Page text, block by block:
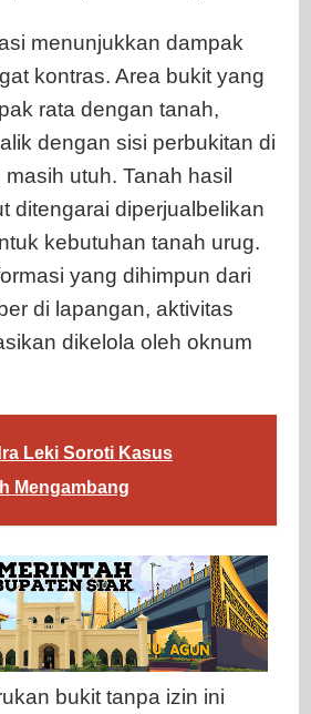
menunjukkan dampak
kontras. Area bukit yang
rata dengan tanah,
dengan sisi perbukitan di
utuh. Tanah hasil
ditengarai diperjualbelikan
kebutuhan tanah urug.
yang dihimpun dari
di lapangan, aktivitas
dikelola oleh oknum
Leki Soroti Kasus
Mengambang
bukit tanpa izin ini